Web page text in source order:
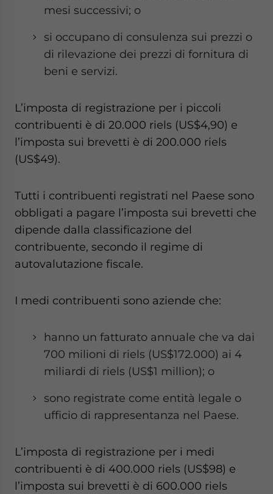
mesi successivi; o
si occupano di consulenza sui prezzi o
di rilevazione dei prezzi di fornitura di
beni e servizi.
L’imposta di registrazione per i piccoli
contribuenti è di 20.000 riels (US$4,90) e
l’imposta sui brevetti è di 200.000 riels
(US$49).
Tutti i contribuenti registrati nel Paese sono
obbligati a pagare l’imposta sui brevetti che
dipende dalla classificazione del
contribuente, secondo il regime di
autovalutazione fiscale.
I medi contribuenti sono aziende che:
hanno un fatturato annuale che va dai
700 milioni di riels (US$172.000) ai 4
miliardi di riels (US$1 million); o
sono registrate come entità legale o
ufficio di rappresentanza nel Paese.
L’imposta di registrazione per i medi
contribuenti è di 400.000 riels (US$98) e
l’imposta sui brevetti è di 600.000 riels